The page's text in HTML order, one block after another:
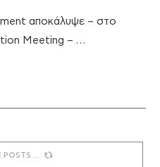
αποκάλυψε – στο
Meeting – …
POSTS